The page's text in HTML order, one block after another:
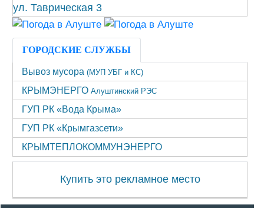
ГОРОДСКИЕ СЛУЖБЫ
Вывоз мусора (МУП УБГ и КС)
КРЫМЭНЕРГО Алуштинский РЭС
ГУП РК «Вода Крыма»
ГУП РК «Крымгазсети»
КРЫМТЕПЛОКОММУНЭНЕРГО
Купить это рекламное место